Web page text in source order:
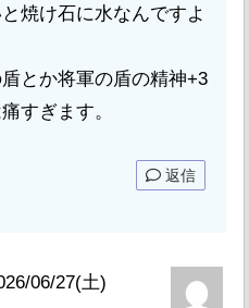
焼け石に水なんですよ
とか将軍の盾の精神+3
すぎます。
返信
06/27(土)